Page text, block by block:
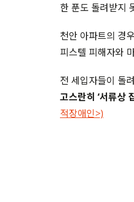
한 푼도 돌려받지
천안 아파트의 경
피스텔 피해자와
전 세입자들이 돌
고스란히 ‘서류상
적장애인>)